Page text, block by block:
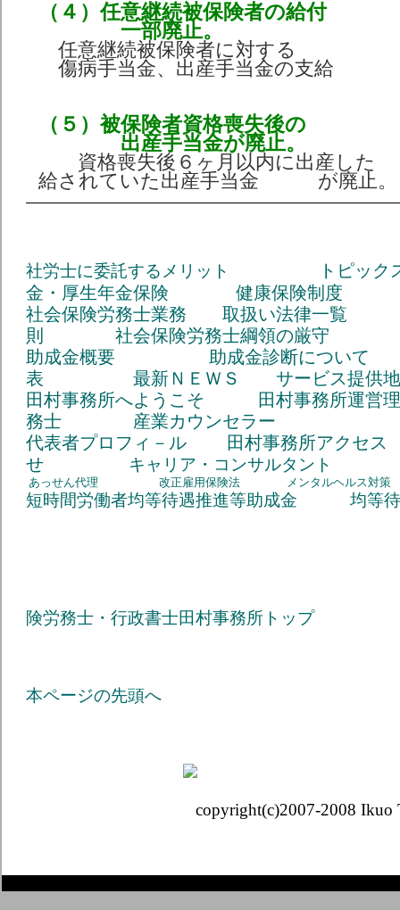
（４）任意継続被保険者の給付
一部廃止。
任意継続被保険者に対する
傷病手当金、出産手当金の支給
（５）被保険者資格喪失後の
出産手当金が廃止。
資格喪失後６ヶ月以内に出産し
給されていた出産手当金 が廃止。
社労士に委託するメリット
トピック
金・厚生年金保険
健康保険制度
社会保険労務士業務
取扱い法律一覧
則
社会保険労務士綱領の厳守
助成金概要
助成金診断について
表
最新ＮＥＷＳ
サービス提供
田村事務所へようこそ
田村事務所運営
務士
産業カウンセラー
代表者プロフィ－ル
田村事務所アクセ
せ
キャリア・コンサルタント
あっせん代理 改正雇用保険法 メンタルヘルス対策
短時間労働者均等待遇推進等助成金 均等
険労務士 ・行政書士田村事務所トップ
本ページの先頭へ
copyright(c)2007-2008 Ikuo